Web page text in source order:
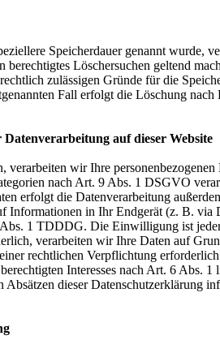
Speicherdauer genannt wurde,
Löschersuchen geltend
zulässigen Gründe für die
Fall erfolgt die Löschung nach
auf dieser Website
verarbeiten wir Ihre
nach Art. 9 Abs. 1 DSGVO
erfolgt die Datenverarbeitung
Informationen in Ihr Endgerät (z. B.
1 TDDDG. Die Einwilligung ist
verarbeiten wir Ihre Daten auf
rechtlichen Verpflichtung
Interesses nach Art. 6
dieser Datenschutzerklärung